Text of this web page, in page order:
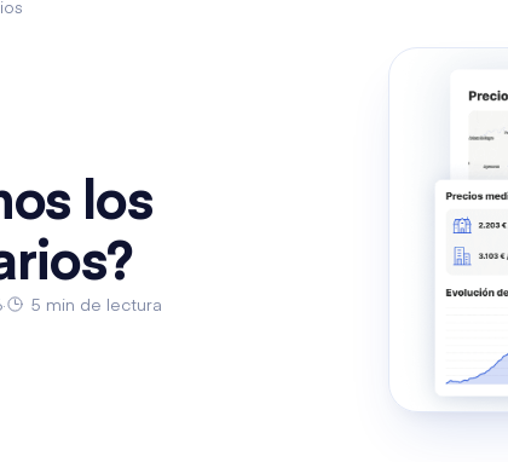
los
· 5 min de lectura